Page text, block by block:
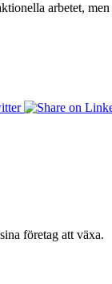
arbetet,
företag att växa.